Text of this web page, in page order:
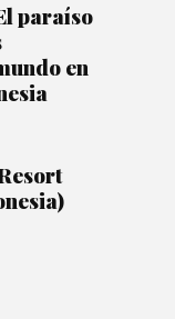
paraíso
en